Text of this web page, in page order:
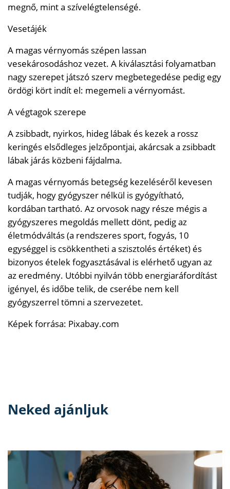
megnő, mint a szívelégtelenségé.
Vesetájék
A magas vérnyomás szépen lassan
vesekárosodáshoz vezet. A kiválasztási folyamatban
nagy szerepet játszó szerv megbetegedése pedig egy
ördögi kört indít el: megemeli a vérnyomást.
A végtagok szerepe
A zsibbadt, nyirkos, hideg lábak és kezek a rossz
keringés elsődleges jelzőpontjai, akárcsak a zsibbadt
lábak járás közbeni fájdalma.
A magas vérnyomás betegség kezeléséről kevesen
tudják, hogy gyógyszer nélkül is gyógyítható,
kordában tartható. Az orvosok nagy része mégis a
gyógyszeres megoldás mellett dönt, pedig az
életmódváltás (a rendszeres sport, fogyás, 10
egységgel is csökkentheti a szisztolés értéket) és
bizonyos ételek fogyasztásával is elérhető ugyan az
az eredmény. Utóbbi nyilván több energiaráfordítást
igényel, és időbe telik, de cserébe nem kell
gyógyszerrel tömni a szervezetet.
Képek forrása: Pixabay.com
Neked ajánljuk